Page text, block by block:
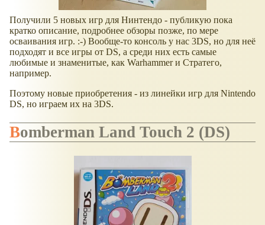
Получили 5 новых игр для Нинтендо - публикую пока
кратко описание, подробнее обзоры позже, по мере
осваивания игр. :-) Вообще-то консоль у нас 3DS, но для неё
подходят и все игры от DS, а среди них есть самые
любимые и знаменитые, как Warhammer и Стратего,
например.
Поэтому новые приобретения - из линейки игр для Nintendo
DS, но играем их на 3DS.
Bomberman Land Touch 2 (DS)